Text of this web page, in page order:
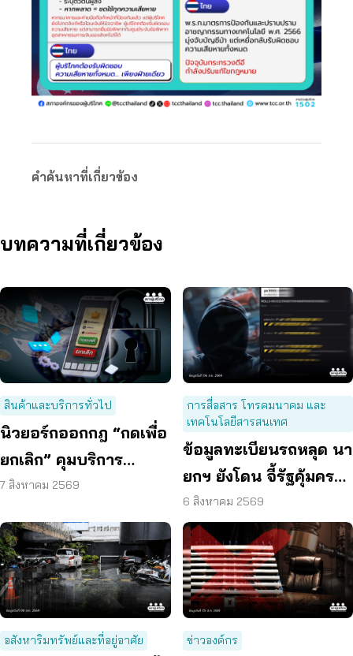
คำค้นหาที่เกี่ยวข้อง
บทความที่เกี่ยวข้อง
สินค้าและบริการทั่วไป
นิวยอร์กออกกฎ “กดเพื่อ
ยกเลิก” คุมบริการ
ออนไลน์ ต่ออายุสมาชิก
7 สิงหาคม 2569
การสื่อสาร โทรคมนาคม และ
เทคโนโลยีสารสนเทศ
ข้อมูลทะเบียนรถหลุด นา
ยกฯ ยังโดน จี้รัฐคุ้มครอง
ข้อมูลส่วนบุคคล
6 สิงหาคม 2569
อสังหาริมทรัพย์และที่อยู่อาศัย ข่าวองค์กร